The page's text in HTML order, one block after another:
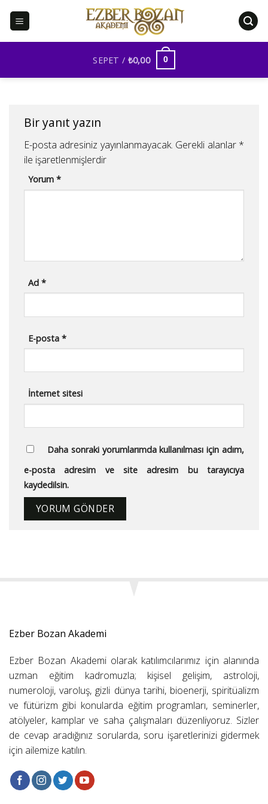
SEPET / ₺0,00 0
Bir yanıt yazın
E-posta adresiniz yayınlanmayacak. Gerekli alanlar *
ile işaretlenmişlerdir
Yorum*
Ad*
E-posta*
İnternet sitesi
Daha sonraki yorumlarımda kullanılması için adım,
e-posta adresim ve site adresim bu tarayıcıya
kaydedilsin.
Ezber Bozan Akademi
Ezber Bozan Akademi olarak katılımcılarımız için alanında
uzman eğitim kadromuzla; kişisel gelişim, astroloji,
numeroloji, varoluş, gizli dünya tarihi, bioenerji, spiritüalizm
ve fütürizm gibi konularda eğitim programları, seminerler,
atölyeler, kamplar ve saha çalışmaları düzenliyoruz. Sizler
de cevap aradığınız sorularda, soru işaretlerinizi gidermek
için ailemize katılın.